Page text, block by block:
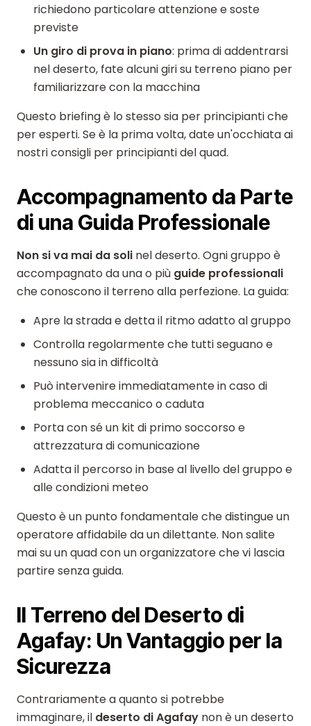
richiedono particolare attenzione e soste
previste
Un giro di prova in piano: prima di addentrarsi
nel deserto, fate alcuni giri su terreno piano per
familiarizzare con la macchina
Questo briefing è lo stesso sia per principianti che
per esperti. Se è la prima volta, date un'occhiata ai
nostri consigli per principianti del quad.
Accompagnamento da Parte
di una Guida Professionale
Non si va mai da soli nel deserto. Ogni gruppo è
accompagnato da una o più guide professionali
che conoscono il terreno alla perfezione. La guida:
Apre la strada e detta il ritmo adatto al gruppo
Controlla regolarmente che tutti seguano e
nessuno sia in difficoltà
Può intervenire immediatamente in caso di
problema meccanico o caduta
Porta con sé un kit di primo soccorso e
attrezzatura di comunicazione
Adatta il percorso in base al livello del gruppo e
alle condizioni meteo
Questo è un punto fondamentale che distingue un
operatore affidabile da un dilettante. Non salite
mai su un quad con un organizzatore che vi lascia
partire senza guida.
Il Terreno del Deserto di
Agafay: Un Vantaggio per la
Sicurezza
Contrariamente a quanto si potrebbe
immaginare, il deserto di Agafay non è un deserto